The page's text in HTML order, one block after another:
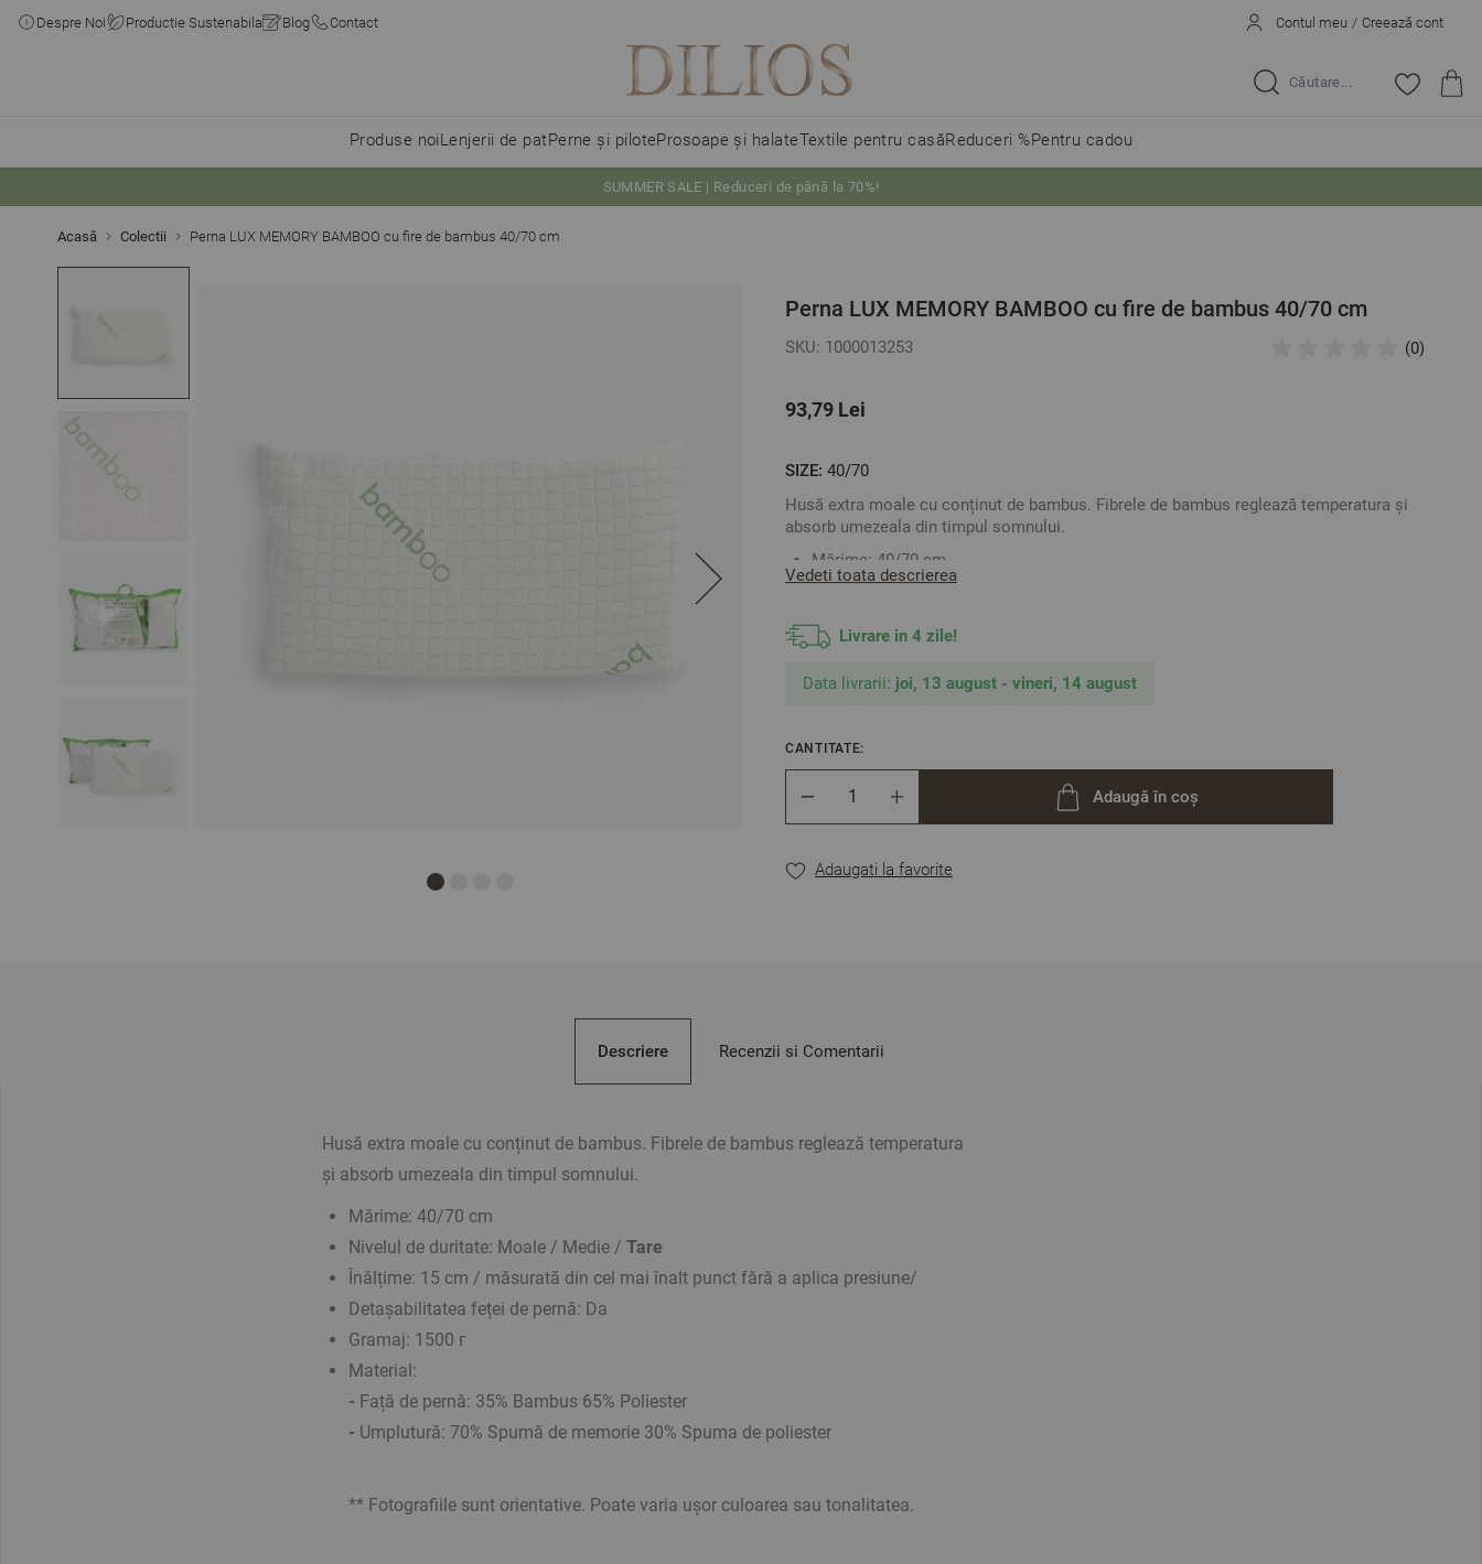
Despre Noi Productie Sustenabila Blog Contact Contul meu / Creează cont
Caută...
Produse noiLenjerii de patPerne și piloteProsoape și halateTextile pentru casăReduceri %Pentru cadou
SUMMER SALE | Reduceri de până la 70%!
Acasă Colectii Perna LUX MEMORY BAMBOO cu fire de bambus 40/70 cm
Perna LUX MEMORY BAMBOO cu fire de bambus 40/70 cm
SKU: 1000013253 (0)
93,79 Lei
SIZE: 40/70
Husă extra moale cu conținut de bambus. Fibrele de bambus reglează temperatura și
absorb umezeala din timpul somnului.
Mărime: 40/70 cm
Nivelul de duritate: Moale / Medie /
Detașabilitatea feței de pernă: Da
Gramaj: 1500 г
-Față de pernă:
35% Bambus 65% Poliester
** Fotografiile sunt orientative. Poate varia ușor culoarea sau tonalitatea.
Vedeti toata descrierea
Livrare in 4 zile!
Data livrarii: joi, 13 august - vineri, 14 august
CANTITATE:
Adaugă în coș
Adaugati la favorite
Descriere
Husă extra moale cu conținut de bambus. Fibrele de bambus reglează temperatura
și absorb umezeala din timpul somnului.
Mărime: 40/70 cm
Nivelul de duritate: Moale / Medie / Tare
Înălțime: 15 cm / măsurată din cel mai înalt punct fără a aplica presiune/
Detașabilitatea feței de pernă: Da
Gramaj: 1500 г
Material:
- Față de pernă: 35% Bambus 65% Poliester
- Umplutură: 70% Spumă de memorie 30% Spuma de poliester
** Fotografiile sunt orientative. Poate varia ușor culoarea sau tonalitatea.
Recenzii si Comentarii